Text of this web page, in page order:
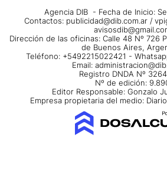
Agencia DIB - Fecha de Inicio:
Contactos: publicidad@dib.com.ar /
Dirección de las oficinas: Calle 48 Nº 726
de Buenos Aires,
Teléfono: +5492215022421 -
Email:
Registro DNDA Nº
Nº de edición:
Editor Responsable: Gonzalo
Empresa propietaria del medio: